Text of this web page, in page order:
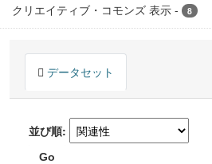
クリエイティブ・コモンズ 表示 - 8
データセット
並び順
Go